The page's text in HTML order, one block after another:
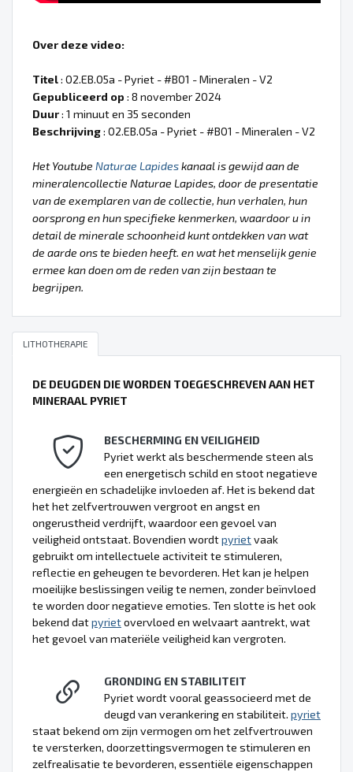
Over deze video:
Titel: 02.EB.05a - Pyriet - #B01 - Mineralen - V2
Gepubliceerd op : 8 november 2024
Duur: 1 minuut en 35 seconden
Beschrijving: 02.EB.05a - Pyriet - #B01 - Mineralen - V2
Het Youtube Naturae Lapideskanaal is gewijd aan de
mineralencollectie Naturae Lapides, door de presentatie
van de exemplaren van de collectie, hun verhalen, hun
oorsprong en hun specifieke kenmerken, waardoor u in
detail de minerale schoonheid kunt ontdekken van wat
de aarde ons te bieden heeft. en wat het menselijk genie
ermee kan doen om de reden van zijn bestaan te
begrijpen.
LITHOTHERAPIE
DE DEUGDEN DIE WORDEN TOEGESCHREVEN AAN HET
MINERAAL PYRIET
BESCHERMING EN VEILIGHEID
Pyriet werkt als beschermende steen als
een energetisch schild en stoot negatieve
energieën en schadelijke invloeden af. Het is bekend dat
het het zelfvertrouwen vergroot en angst en
ongerustheid verdrijft, waardoor een gevoel van
veiligheid ontstaat. Bovendien wordtpyrietvaak
gebruikt om intellectuele activiteit te stimuleren,
reflectie en geheugen te bevorderen. Het kan je helpen
moeilijke beslissingen veilig te nemen, zonder beïnvloed
te worden door negatieve emoties. Ten slotte is het ook
bekend datpyrietovervloed en welvaart aantrekt, wat
het gevoel van materiële veiligheid kan vergroten.
GRONDING EN STABILITEIT
Pyriet wordt vooral geassocieerd met de
deugd van verankering en stabiliteit. pyriet
staat bekend om zijn vermogen om het zelfvertrouwen
te versterken, doorzettingsvermogen te stimuleren en
zelfrealisatie te bevorderen, essentiële eigenschappen